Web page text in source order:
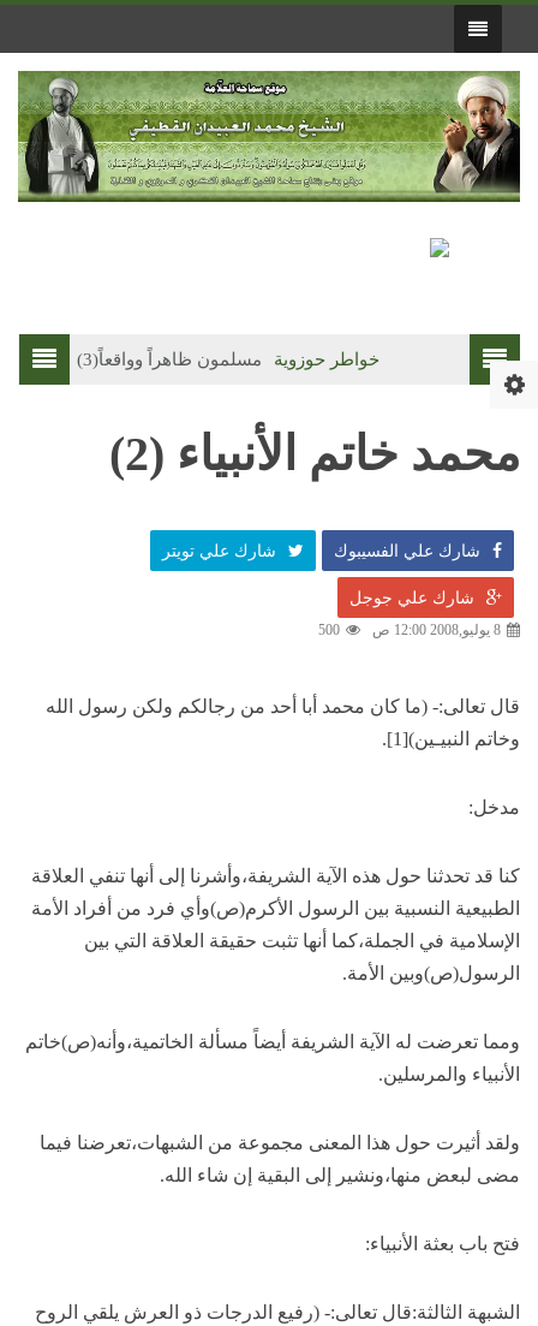
خواطر حوزوية مسلمون ظاهراً وواقعاً(3) فقه
محمد خاتم الأنبياء (2)
شارك علي الفسيبوك شارك علي تويتر
شارك علي جوجل
8 يوليو,2008 12:00 ص
500
قال تعالى:- (ما كان محمد أبا أحد من رجالكم ولكن رسول الله
وخاتم النبيـين)[1].
مدخل:
كنا قد تحدثنا حول هذه الآية الشريفة،وأشرنا إلى أنها تنفي العلاقة
الطبيعية النسبية بين الرسول الأكرم(ص)وأي فرد من أفراد الأمة
الإسلامية في الجملة،كما أنها تثبت حقيقة العلاقة التي بين
الرسول(ص)وبين الأمة.
ومما تعرضت له الآية الشريفة أيضاً مسألة الخاتمية،وأنه(ص)خاتم
الأنبياء والمرسلين.
ولقد أثيرت حول هذا المعنى مجموعة من الشبهات،تعرضنا فيما
مضى لبعض منها،ونشير إلى البقية إن شاء الله.
فتح باب بعثة الأنبياء:
الشبهة الثالثة:قال تعالى:- (رفيع الدرجات ذو العرش يلقي الروح